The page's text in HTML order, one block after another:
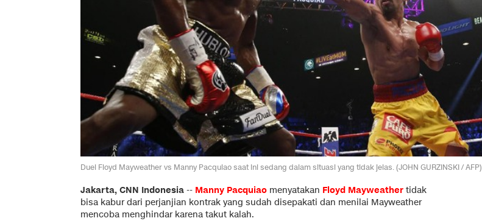
Duel Floyd Mayweather vs Manny Pacquiao saat ini sedang dalam situasi yang tidak jelas. (JOHN GURZINSKI / AFP)
Jakarta, CNN Indonesia -- Manny Pacquiao menyatakan Floyd Mayweather tidak
bisa kabur dari perjanjian kontrak yang sudah disepakati dan menilai Mayweather
mencoba menghindar karena takut kalah.